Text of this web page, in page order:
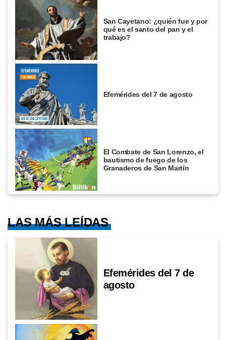
San Cayetano: ¿quién fue y por
qué es el santo del pan y el
trabajo?
Efemérides del 7 de agosto
El Combate de San Lorenzo, el
bautismo de fuego de los
Granaderos de San Martín
LAS MÁS LEÍDAS
Efemérides del 7 de
agosto